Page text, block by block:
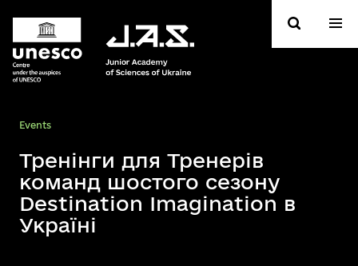
Events
Тренінги для Тренерів
команд шостого сезону
Destination Imagination в
Україні